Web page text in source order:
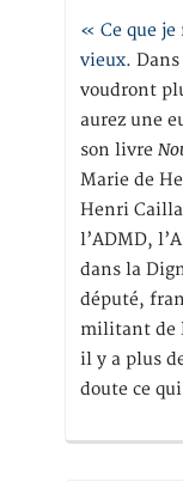
« Ce que je
vieux.
voudront
aurez une
son livre
Marie de
Henri
l’ADMD,
dans la
député,
militant de
il y a plus
doute ce